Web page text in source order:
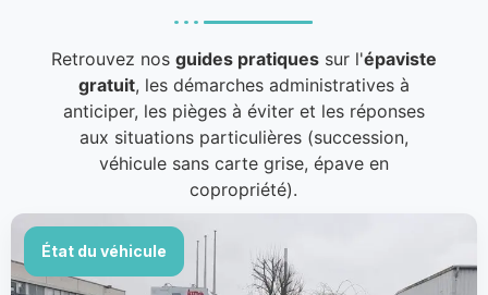
Retrouvez nos guides pratiquessur l'épaviste
gratuit, les démarches administratives à
anticiper, les pièges à éviter et les réponses
aux situations particulières (succession,
véhicule sans carte grise, épave en
copropriété).
État du véhicule